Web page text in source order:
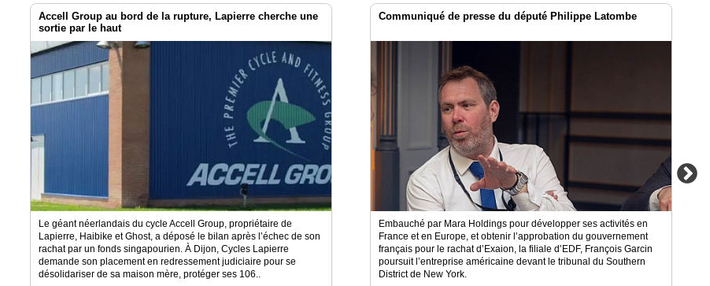
Accell Group au bord de la rupture, Lapierre cherche une
sortie par le haut
Le géant néerlandais du cycle Accell Group, propriétaire de
Lapierre, Haibike et Ghost, a déposé le bilan après l’échec de son
rachat par un fonds singapourien. À Dijon, Cycles Lapierre
demande son placement en redressement judiciaire pour se
désolidariser de sa maison mère, protéger ses 106..
Communiqué de presse du député Philippe Latombe
Embauché par Mara Holdings pour développer ses activités en
France et en Europe, et obtenir l’approbation du gouvernement
français pour le rachat d’Exaion, la filiale d’EDF, François Garcin
poursuit l’entreprise américaine devant le tribunal du Southern
District de New York.